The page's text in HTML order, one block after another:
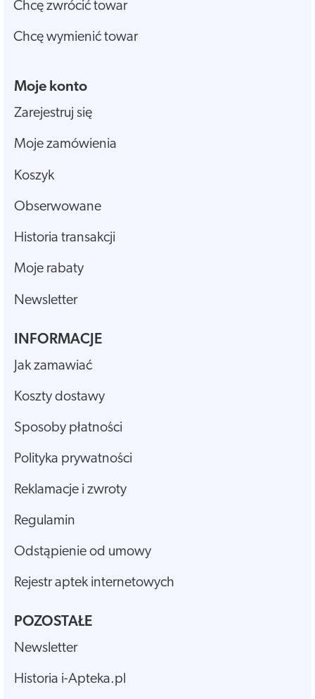
Chcę zwrócić towar
Chcę wymienić towar
Moje konto
Zarejestruj się
Moje zamówienia
Koszyk
Obserwowane
Historia transakcji
Moje rabaty
Newsletter
INFORMACJE
Jak zamawiać
Koszty dostawy
Sposoby płatności
Polityka prywatności
Reklamacje i zwroty
Regulamin
Odstąpienie od umowy
Rejestr aptek internetowych
POZOSTAŁE
Newsletter
Historia i-Apteka.pl